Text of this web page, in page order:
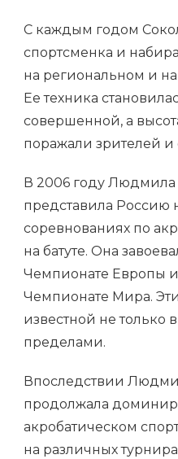
С каждым годом
спортсменка и
на региональном и
Ее техника
совершенной, а
поражали зрителей и
В 2006 году Людмила
представила
соревнованиях по
на батуте. Она
Чемпионате Европы
Чемпионате Мира.
известной не только
пределами.
Впоследствии
продолжала
акробатическом
на различных